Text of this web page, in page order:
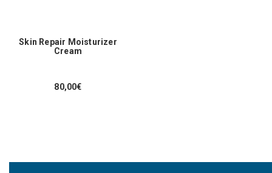
Skin Repair Moisturizer
Cream
80,00€